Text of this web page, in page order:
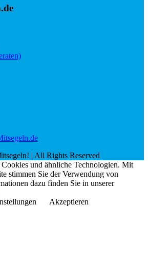
| All Rights Reserved
und ähnliche Technologien. Mit
stimmen Sie der Verwendung von
dazu finden Sie in unserer
Akzeptieren